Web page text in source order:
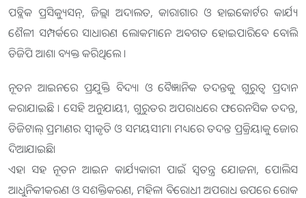
ପବ୍ଲିକ ପ୍ରସିକ୍ୟୁସନ୍, ଜିଲ୍ଲା ଅଦାଲତ, କାରାଗାର ଓ ହାଇକୋର୍ଟର କାର୍ଯ୍ୟ
ଶୈଳୀ ସମ୍ପର୍କରେ ସାଧାରଣ ଲୋକମାନେ ଅବଗତ ହୋଇପାରିବେ ବୋଲି
ଡିଜିପି ଆଶା ବ୍ୟକ୍ତ କରିଥିଲେ ।
ନୂତନ ଆଇନରେ ପ୍ରଯୁକ୍ତି ବିଦ୍ୟା ଓ ବୈଜ୍ଞାନିକ ତଦନ୍ତକୁ ଗୁରୁତ୍ବ ପ୍ରଦାନ
କରାଯାଇଛି । ସେହି ଅନୁଯାୟୀ, ଗୁରୁତର ଅପରାଧରେ ଫରେନସିକ ତଦନ୍ତ,
ଡିଜିଟାଲ୍ ପ୍ରମାଣର ସ୍ୱୀକୃତି ଓ ସମୟସୀମା ମଧ୍ୟରେ ତଦନ୍ତ ପ୍ରକ୍ରିୟାକୁ ଜୋର
ଦିଆଯାଇଛି।
ଏହା ସହ ନୂତନ ଆଇନ କାର୍ଯ୍ୟକାରୀ ପାଇଁ ସ୍ବତନ୍ତ୍ର ଯୋଜନା, ପୋଲିସ
ଆଧୁନିକୀକରଣ ଓ ସଶକ୍ତିକରଣ, ମହିଳା ବିରୋଧୀ ଅପରାଧ ଉପରେ ରୋକ